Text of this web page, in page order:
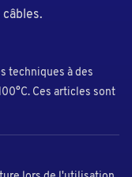
techniques à des
Ces articles sont